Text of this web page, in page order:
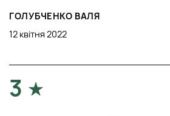
ГОЛУБЧЕНКО ВАЛЯ
12 квітня 2022
3